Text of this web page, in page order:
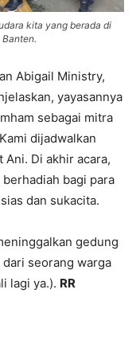
kita yang berada di
Abigail Ministry,
yayasannya
sebagai mitra
dijadwalkan
Ani. Di akhir acara,
bagi para
dan sukacita.
gedung
seorang warga
lagi ya.). RR